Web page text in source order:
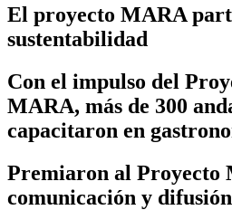
El proyecto MARA
sustentabilidad
Con el impulso del
MARA, más de 300
capacitaron en
Premiaron al Proyecto
comunicación y difusión